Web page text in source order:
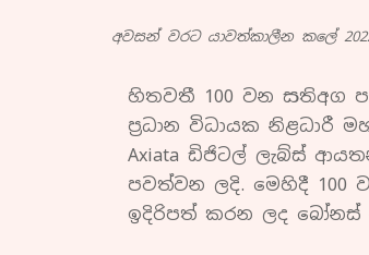
අවසන් වරට යාවත්කාලීන කලේ
හිතවතී 100 වන සතිඅග
ප්‍රධාන විධායක නිළධාරී
Axiata ඩිජිටල් ලැබ්ස්
පවත්වන ලදි. මෙහිදී
ඉදිරිපත් කරන ලද බෝනස්